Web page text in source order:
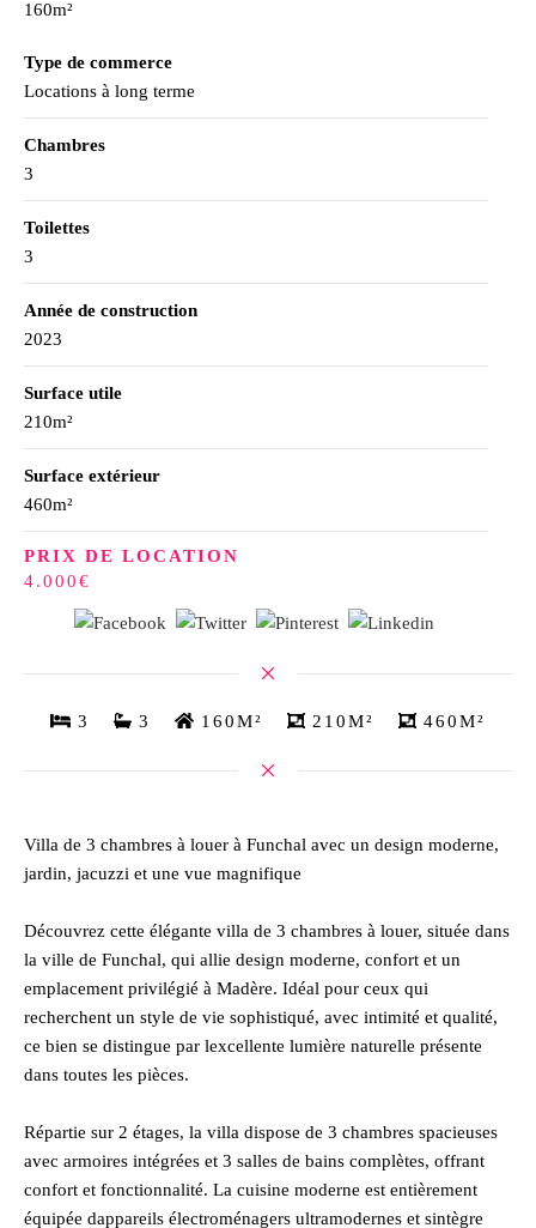
160m²
Type de commerce
Locations à long terme
Chambres
3
Toilettes
3
Année de construction
2023
Surface utile
210m²
Surface extérieur
460m²
PRIX DE LOCATION
4.000€
3 3 160M² 210M² 460M²
Villa de 3 chambres à louer à Funchal avec un design moderne,
jardin, jacuzzi et une vue magnifique
Découvrez cette élégante villa de 3 chambres à louer, située dans
la ville de Funchal, qui allie design moderne, confort et un
emplacement privilégié à Madère. Idéal pour ceux qui
recherchent un style de vie sophistiqué, avec intimité et qualité,
ce bien se distingue par lexcellente lumière naturelle présente
dans toutes les pièces.
Répartie sur 2 étages, la villa dispose de 3 chambres spacieuses
avec armoires intégrées et 3 salles de bains complètes, offrant
confort et fonctionnalité. La cuisine moderne est entièrement
équipée dappareils électroménagers ultramodernes et sintègre